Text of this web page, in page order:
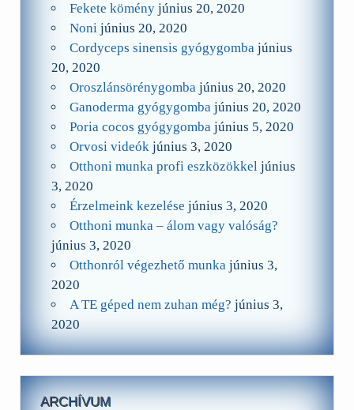
Fekete kömény június 20, 2020
Noni június 20, 2020
Cordyceps sinensis gyógygomba június
20, 2020
Oroszlánsörénygomba június 20, 2020
Ganoderma gyógygomba június 20, 2020
Poria cocos gyógygomba június 5, 2020
Orvosi videók június 3, 2020
Otthoni munka profi eszközökkel június
3, 2020
Érzelmeink kezelése június 3, 2020
Otthoni munka – álom vagy valóság?
június 3, 2020
Otthonról végezhető munka június 3,
2020
A TE géped nem zuhan még? június 3,
2020
ARCHÍVUM